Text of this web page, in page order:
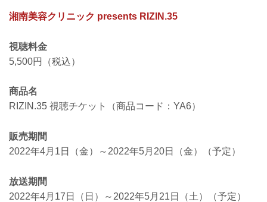
湘南美容クリニック presents RIZIN.35
視聴料金
5,500円（税込）
商品名
RIZIN.35 視聴チケット（商品コード：YA6）
販売期間
2022年4月1日（金）～2022年5月20日（金）（予定）
放送期間
2022年4月17日（日）～2022年5月21日（土）（予定）